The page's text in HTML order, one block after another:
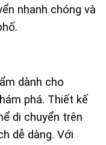
nhanh chóng và
dành cho
phá. Thiết kế
di chuyển trên
dễ dàng. Với